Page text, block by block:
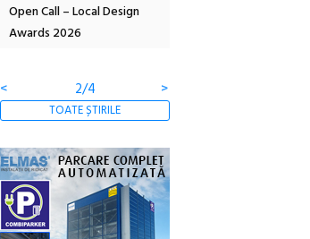
Open Call – Local Design
Awards 2026
<
2/4 >
TOATE ȘTIRILE